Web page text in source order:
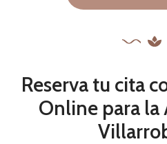
Reserva tu cita
Online para la